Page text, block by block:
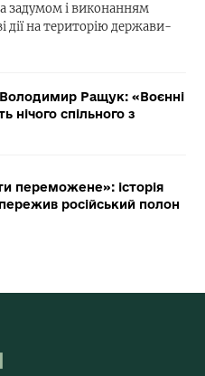
задумом і виконанням
дії на територію держави-
Ращук: «Воєнні
нічого спільного з
переможене»: історія
російський полон